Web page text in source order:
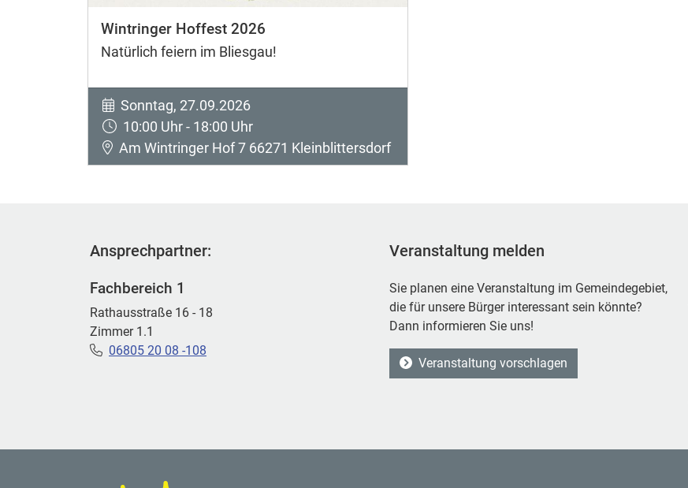
Wintringer Hoffest 2026
Natürlich feiern im Bliesgau!
Sonntag, 27.09.2026
10:00 Uhr - 18:00 Uhr
Am Wintringer Hof 7 66271 Kleinblittersdorf
Ansprechpartner:
Fachbereich 1
Rathausstraße 16 - 18
Zimmer 1.1
06805 20 08 -108
Veranstaltung melden
Sie planen eine Veranstaltung im Gemeindegebiet,
die für unsere Bürger interessant sein könnte?
Dann informieren Sie uns!
Veranstaltung vorschlagen